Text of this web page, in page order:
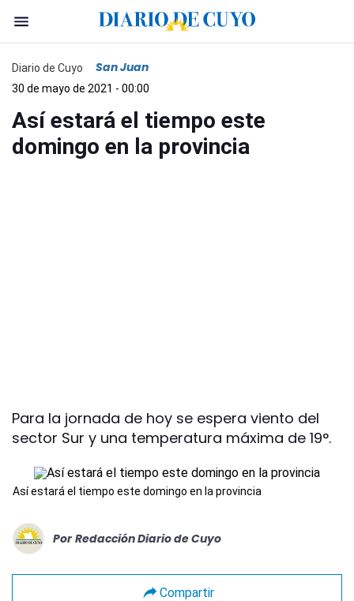
Diario de Cuyo San Juan
30 de mayo de 2021 - 00:00
Así estará el tiempo este
domingo en la provincia
Para la jornada de hoy se espera viento del
sector Sur y una temperatura máxima de 19°.
Así estará el tiempo este domingo en la provincia
Por Redacción Diario de Cuyo
Compartir